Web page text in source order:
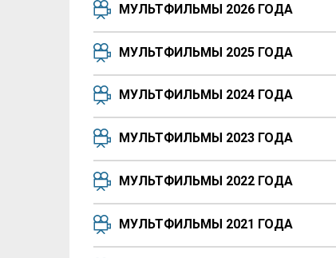
МУЛЬТФИЛЬМЫ 2026 ГОДА
МУЛЬТФИЛЬМЫ 2025 ГОДА
МУЛЬТФИЛЬМЫ 2024 ГОДА
МУЛЬТФИЛЬМЫ 2023 ГОДА
МУЛЬТФИЛЬМЫ 2022 ГОДА
МУЛЬТФИЛЬМЫ 2021 ГОДА